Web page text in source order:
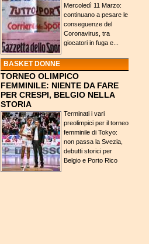
Mercoledì 11 Marzo:
continuano a pesare le
conseguenze del
Coronavirus, tra
giocatori in fuga e...
BASKET DONNE
TORNEO OLIMPICO
FEMMINILE: NIENTE DA FARE
PER CRESPI, BELGIO NELLA
STORIA
Terminati i vari
preolimpici per il torneo
femminile di Tokyo:
non passa la Svezia,
debutti storici per
Belgio e Porto Rico